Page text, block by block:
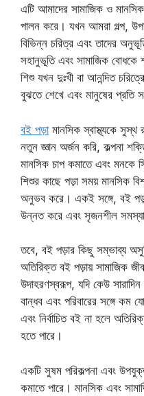
এটি আমাদের সামাজিক ও
পালন করে। যখন আমরা গল্প,
বিভিন্ন চরিত্র এবং তাদের
সহানুভূতি এবং সামাজিক
শিশু যখন দুঃখী বা আনন্দিত
বুঝতে শেখে এবং মানুষের প্রতি
বই পড়ামানসিক স্বাস্থ্যকে সুস্থ
নতুন জ্ঞান অর্জন করি, কল্পনা
মানসিক চাপ কমাতে এবং মনকে
শিশুর কাছে পড়া সময় মানসিক
অনুভব করে। একই সঙ্গে, বই
উন্নত করে এবং সৃজনশীল সমস্যা
তবে, বই পড়ার কিছু সম্ভাব্য
অতিরিক্ত বই পড়ায় সামাজিক
উদাহরণস্বরূপ, যদি কেউ
বান্ধব এবং পরিবারের সঙ্গে কম
এবং নির্বাচিত বই না হলে
হতে পারে।
একটি সুষম পরিকল্পনা এবং
কমাতে পারে। মানসিক এবং